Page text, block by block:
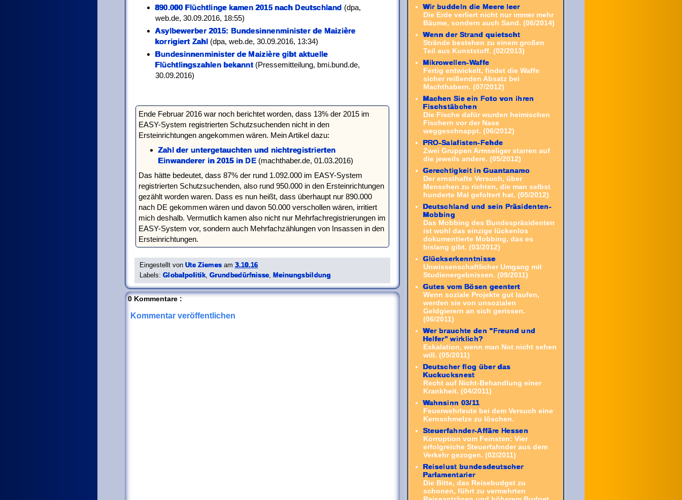
890.000 Flüchtlinge kamen 2015 nach Deutschland (dpa,
web.de, 30.09.2016, 18:55)
Asylbewerber 2015: Bundesinnenminister de Maizière
korrigiert Zahl (dpa, web.de, 30.09.2016, 13:34)
Bundesinnenminister de Maizière gibt aktuelle
Flüchtlingszahlen bekannt (Pressemitteilung, bmi.bund.de,
30.09.2016)
Ende Februar 2016 war noch berichtet worden, dass 13% der 2015 im
EASY-System registrierten Schutzsuchenden nicht in den
Ersteinrichtungen angekommen wären. Mein Artikel dazu:
Zahl der untergetauchten und nichtregistrierten
Einwanderer in 2015 in DE (machthaber.de, 01.03.2016)
Das hätte bedeutet, dass 87% der rund 1.092.000 im EASY-System
registrierten Schutzsuchenden, also rund 950.000 in den Ersteinrichtungen
gezählt worden waren. Dass es nun heißt, dass überhaupt nur 890.000
nach DE gekommen wären und davon 50.000 verschollen wären, irritiert
mich deshalb. Vermutlich kamen also nicht nur Mehrfachregistrierungen im
EASY-System vor, sondern auch Mehrfachzählungen von Insassen in den
Ersteinrichtungen.
Eingestellt von Ute Ziemes am3.10.16
Labels: Globalpolitik ,Grundbedürfnisse Meinungsbildung
0 Kommentare :
Kommentar veröffentlichen
Wir buddeln die Meere leer
Die Erde verliert nicht nur immer mehr
Bäume, sondern auch Sand. (06/2014)
Wenn der Strand quietscht
Strände bestehen zu einem großen
Teil aus Kunststoff. (02/2013)
Mikrowellen-Waffe
Fertig entwickelt, findet die Waffe
sicher reißenden Absatz bei
Machthabern. (07/2012)
Machen Sie ein Foto von ihren
Fischstäbchen
Die Fische dafür wurden heimischen
Fischern vor der Nase
weggeschnappt. (06/2012)
PRO-Salafisten-Fehde
Zwei Gruppen Armseliger starren auf
die jeweils andere. (05/2012)
Gerechtigkeit in Guantanamo
Der ernsthafte Versuch, über
Menschen zu richten, die man selbst
hunderte Mal gefoltert hat. (05/2012)
Deutschland und sein Präsidenten-
Mobbing
Das Mobbing des Bundespräsidenten
ist wohl das einzige lückenlos
dokumentierte Mobbing, das es
bislang gibt. (03/2012)
Glückserkenntnisse
Unwissenschaftlicher Umgang mit
Studienergebnissen. (09/2011)
Gutes vom Bösen geentert
Wenn soziale Projekte gut laufen,
werden sie von unsozialen
Geldgierern an sich gerissen.
(06/2011)
Wer brauchte den "Freund und
Helfer" wirklich?
Eskalation, wenn man Not nicht sehen
will. (05/2011)
Deutscher flog über das
Kuckucksnest
Recht auf Nicht-Behandlung einer
Krankheit. (04/2011)
Wahnsinn 03/11
Feuerwehrleute bei dem Versuch eine
Kernschmelzezu löschen.
Steuerfahnder-Affäre Hessen
Korruption vom Feinsten: Vier
erfolgreiche Steuerfahnder aus dem
Verkehr gezogen. (02/2011)
Reiselust bundesdeutscher
Parlamentarier
Die Bitte, das Reisebudget zu
schonen, führt zu vermehrten